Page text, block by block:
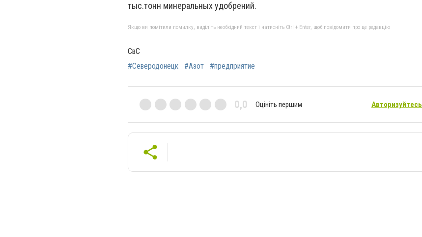
тыс.тонн минеральных удобрений.
Якщо ви помітили помилку, виділіть необхідний текст і натисніть Ctrl + Enter, щоб повідомити про це редакцію
СвС
#Северодонецк
#Азот #предприятие
0,0 Оцініть першим Авторизуйтесь